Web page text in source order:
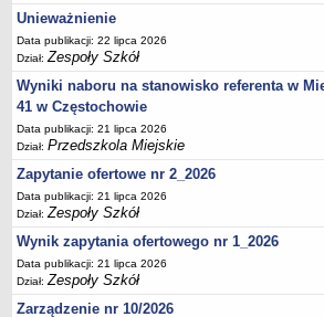
Unieważnienie
Data publikacji: 22 lipca 2026
Dział:Zespoły Szkół
Wyniki naboru na stanowisko referenta w
41 w Częstochowie
Data publikacji: 21 lipca 2026
Dział:Przedszkola Miejskie
Zapytanie ofertowe nr 2_2026
Data publikacji: 21 lipca 2026
Dział:Zespoły Szkół
Wynik zapytania ofertowego nr 1_2026
Data publikacji: 21 lipca 2026
Dział:Zespoły Szkół
Zarządzenie nr 10/2026